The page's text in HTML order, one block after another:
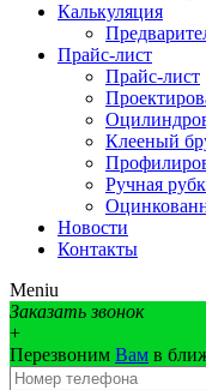
Калькуляция
Прайс-лист
Прайс-лист
Клееный
Ручная
Новости
Контакты
Meniu
Заказать звонок
+
Перезвоним Вам в